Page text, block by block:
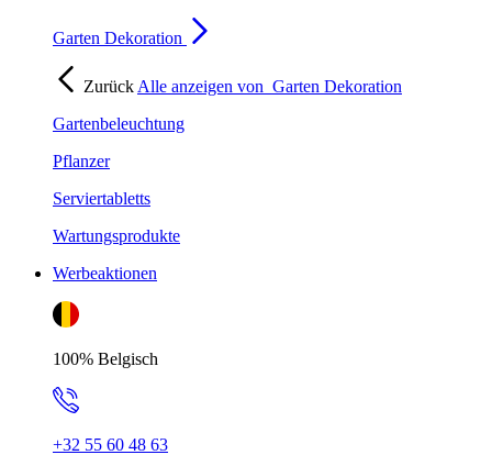
Garten Dekoration
Zurück Alle anzeigen von Garten Dekoration
Gartenbeleuchtung
Pflanzer
Serviertabletts
Wartungsprodukte
Werbeaktionen
100% Belgisch
+32 55 60 48 63